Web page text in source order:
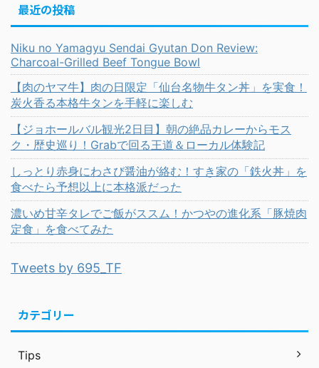
最近の投稿
Niku no Yamagyu Sendai Gyutan Don Review:
Charcoal-Grilled Beef Tongue Bowl
【肉のヤマ牛】肉の日限定「仙台名物牛タン丼」を実食！
炭火香る本格牛タンを手軽に楽しむ
【ジョホールバル観光2日目】朝の絶品カレーからモス
ク・歴史巡り！Grabで回る王道＆ローカル体験記
しっとり赤身にわさび醤油が絡む！すき家の「鉄火丼」を
食べたら予想以上に本格派だった
濃いめ甘辛タレでご飯がススム！かつやの進化系「豚焼肉
定食」を食べてみた
Tweets by 695_TF
カテゴリー
Tips